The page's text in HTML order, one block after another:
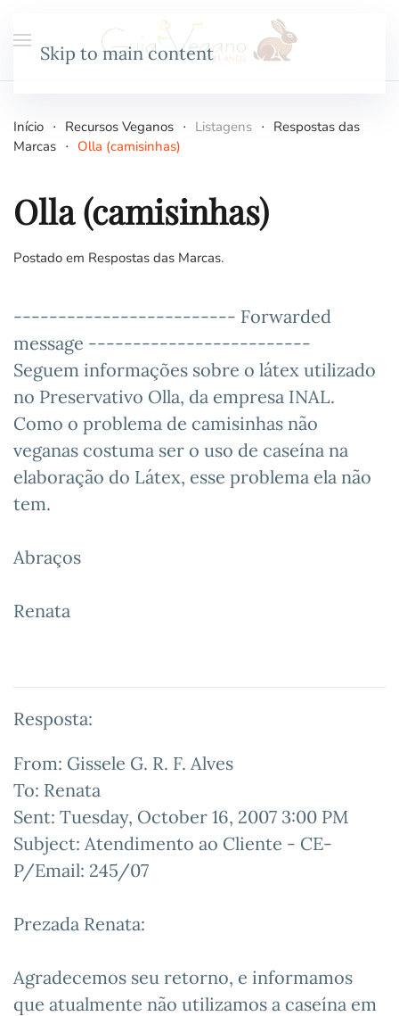
Skip to main content
Início Recursos Veganos Listagens
Respostas das
Marcas
Olla (camisinhas)
Olla (camisinhas)
Postado em Respostas das Marcas.
------------------------- Forwarded
message -------------------------
Seguem informações sobre o látex utilizado
no Preservativo Olla, da empresa INAL.
Como o problema de camisinhas não
veganas costuma ser o uso de caseína na
elaboração do Látex, esse problema ela não
tem.
Abraços
Renata
Resposta:
From: Gissele G. R. F. Alves
To: Renata
Sent: Tuesday, October 16, 2007 3:00 PM
Subject: Atendimento ao Cliente - CE-
P/Email: 245/07
Prezada Renata:
Agradecemos seu retorno, e informamos
que atualmente não utilizamos a caseína em